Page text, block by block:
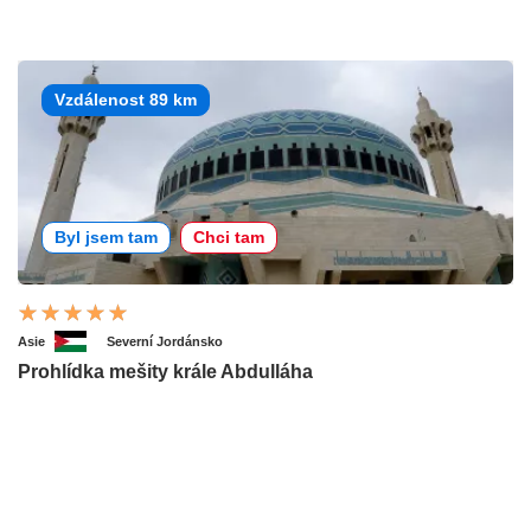
Vzdálenost 89 km
Byl jsem tam Chci tam
Asie Severní Jordánsko
Prohlídka mešity krále Abdulláha